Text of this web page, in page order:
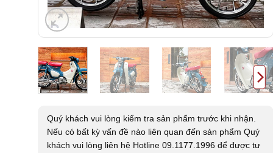
Quý khách vui lòng kiểm tra sản phẩm trước khi nhận.
Nếu có bất kỳ vấn đề nào liên quan đến sản phẩm Quý
khách vui lòng liên hệ Hotline 09.1177.1996 để được tư